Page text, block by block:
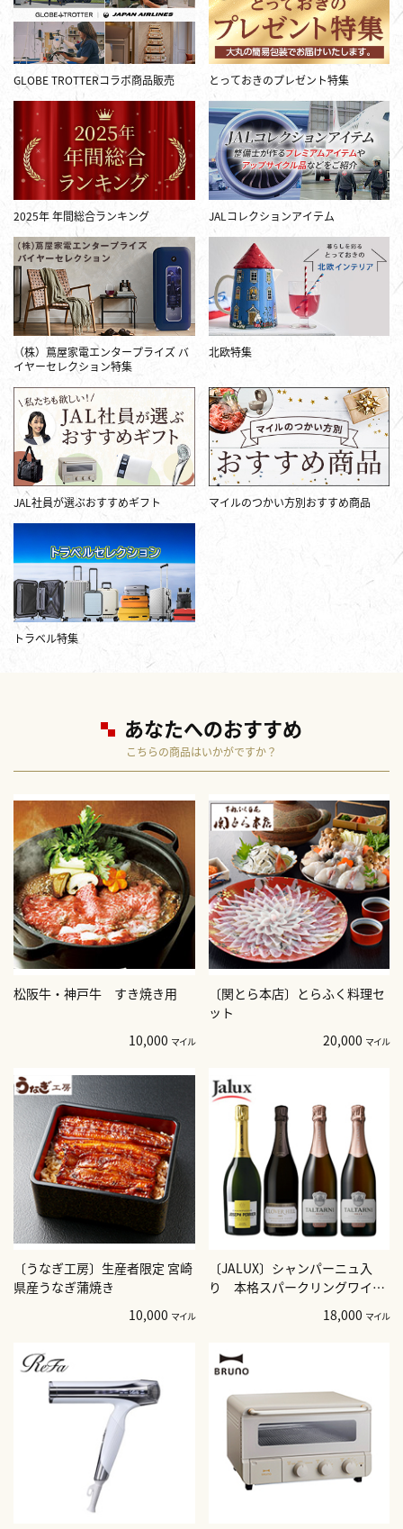
GLOBE TROTTERコラボ商品販売 とっておきのプレゼント特集
2025年 年間総合ランキング JALコレクションアイテム
（株）蔦屋家電エンタープライズ バ
イヤーセレクション特集
北欧特集
JAL社員が選ぶおすすめギフト マイルのつかい方別おすすめ商品
トラベル特集
あなたへのおすすめ
こちらの商品はいかがですか？
松阪牛・神戸牛 すき焼き用
10,000 マイル
〔関とら本店〕とらふく料理セ
ット
20,000 マイル
〔うなぎ工房〕生産者限定 宮崎
県産うなぎ蒲焼き
10,000 マイル
〔JALUX〕シャンパーニュ入
り 本格スパークリングワイン
18,000 マイル